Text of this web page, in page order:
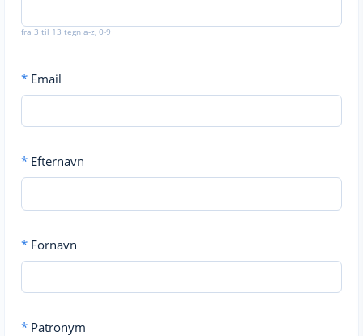
fra 3 til 13 tegn a-z, 0-9
* Email
* Efternavn
* Fornavn
* Patronym